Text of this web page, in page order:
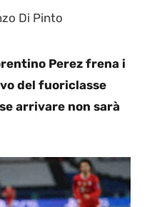
Di Pinto
Perez frena i
del fuoriclasse
arrivare non sarà